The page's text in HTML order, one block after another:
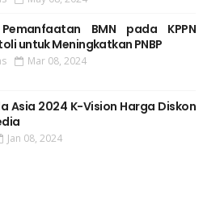
BMN pada KPPN
untuk Meningkatkan PNBP
Mar 08, 2024
Asia 2024 K-Vision Harga Diskon
Jan 08, 2024